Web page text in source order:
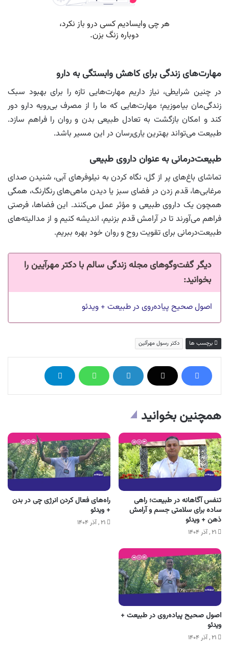
مهارت‌های زندگی برای کاهش وابستگی به دارو
در چنین شرایطی، نیاز داریم مهارت‌هایی تازه را برای بهبود سبک
زندگی‌مان بیاموزیم؛ مهارت‌هایی که ما را از مصرف بی‌رویه دارو دور
کند و امکان بازگشت به تعادل طبیعی بدن و روان را فراهم سازد.
طبیعت می‌تواند بهترین یاری‌رسان در این مسیر باشد.
طبیعت‌درمانی به عنوان داروی طبیعی
تماشای باغ‌های پر از گل، نگاه کردن به نیلوفرهای آبی، شنیدن صدای
مرغابی‌ها، قدم زدن در فضای سبز یا دیدن ماهی‌های رنگارنگ، همگی
همچون یک داروی طبیعی و مؤثر عمل می‌کنند. این فضاها، فرصتی
فراهم می‌آورند تا در آرامش قدم بزنیم، اندیشه کنیم و از مدالیته‌های
طبیعت‌درمانی برای تقویت روح و روان خود بهره ببریم.
دیگر گفت‌وگوهای مجله زندگی سالم با دکتر مهرآیین را
بخوانید:
اصول صحیح پیاده‌روی در طبیعت + ویدئو
برچسب ها دکتر رسول مهرآئین
همچنین بخوانید
تنفس آگاهانه در طبیعت؛ راهی
ساده برای سلامتی جسم و آرامش
ذهن + ویدئو
۲۱ , آذر ۱۴۰۴
راه‌های فعال کردن انرژی چی در بدن
+ ویدئو
۲۱ , آذر ۱۴۰۴
اصول صحیح پیاده‌روی در طبیعت +
ویدئو
۲۱ , آذر ۱۴۰۴